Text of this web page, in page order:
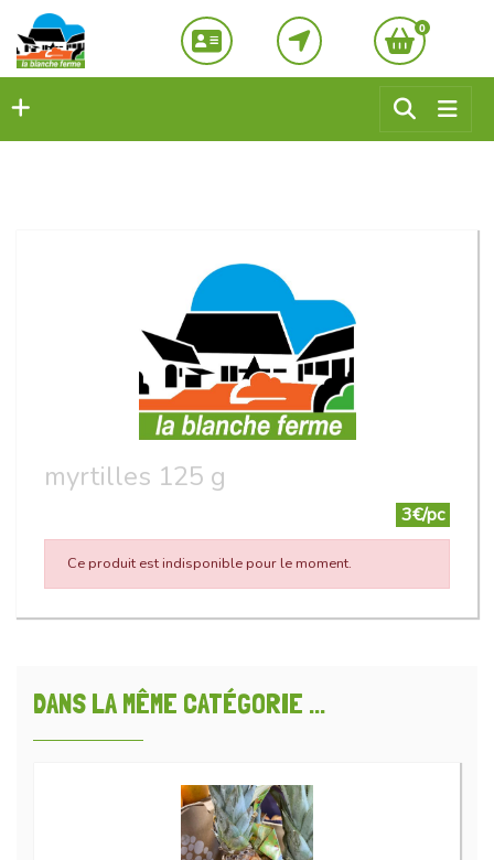
0
myrtilles 125 g
3€/pc
Ce produit est indisponible pour le moment.
DANS LA MÊME CATÉGORIE ...